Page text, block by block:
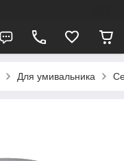
Для умивальника